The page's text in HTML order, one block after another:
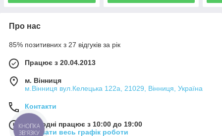
Про нас
85% позитивних з 27 відгуків за рік
Працює з 20.04.2013
м. Вінниця
м.Вінниця вул.Келецька 122а, 21029, Вінниця, Україна
Контакти
Сьогодні працює з 10:00 до 19:00
Показати весь графік роботи
КНОПКА
ЗВ'ЯЗКУ